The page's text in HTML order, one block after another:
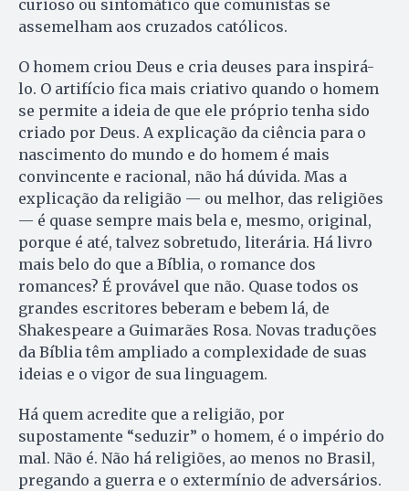
curioso ou sintomático que comunistas se
assemelham aos cruzados católicos.
O homem criou Deus e cria deuses para inspirá-
lo. O artifício fica mais criativo quando o homem
se permite a ideia de que ele próprio tenha sido
criado por Deus. A explicação da ciência para o
nascimento do mundo e do homem é mais
convincente e racional, não há dúvida. Mas a
explicação da religião — ou melhor, das religiões
— é quase sempre mais bela e, mesmo, original,
porque é até, talvez sobretudo, literária. Há livro
mais belo do que a Bíblia, o romance dos
romances? É provável que não. Quase todos os
grandes escritores beberam e bebem lá, de
Shakespeare a Guimarães Rosa. Novas traduções
da Bíblia têm ampliado a complexidade de suas
ideias e o vigor de sua linguagem.
Há quem acredite que a religião, por
supostamente “seduzir” o homem, é o império do
mal. Não é. Não há religiões, ao menos no Brasil,
pregando a guerra e o extermínio de adversários.